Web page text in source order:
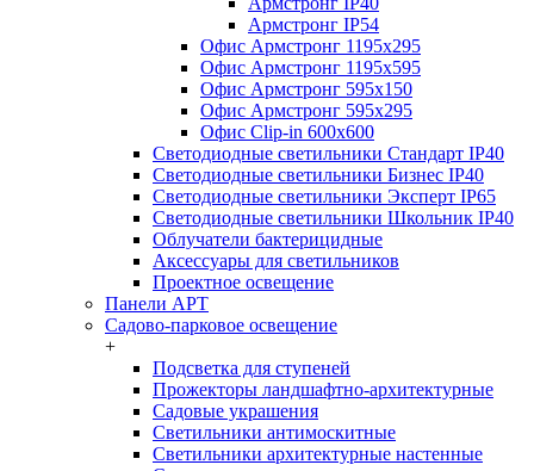
Армстронг IP54
Офис Армстронг 1195x295
Офис Армстронг 1195x595
Офис Армстронг 595x150
Офис Армстронг 595x295
Офис Clip-in 600x600
Светодиодные светильники Стандарт IP40
Светодиодные светильники Бизнес IP40
Светодиодные светильники Эксперт IP65
Светодиодные светильники Школьник IP40
Облучатели бактерицидные
Аксессуары для светильников
Проектное освещение
Панели АРТ
Садово-парковое освещение
+
Подсветка для ступеней
Прожекторы ландшафтно-архитектурные
Садовые украшения
Светильники антимоскитные
Светильники архитектурные настенные